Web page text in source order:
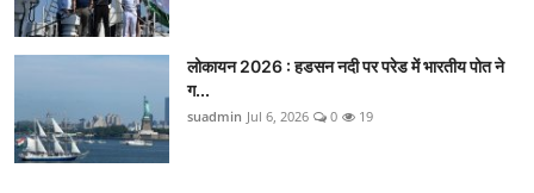
लोकायन 2026 : हडसन नदी पर परेड में भारतीय पोत ने
ग...
suadmin Jul 6, 2026 0 19